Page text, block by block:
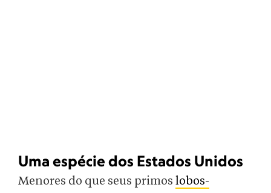
Uma espécie dos Estados Unidos
Menores do que seus primos lobos-